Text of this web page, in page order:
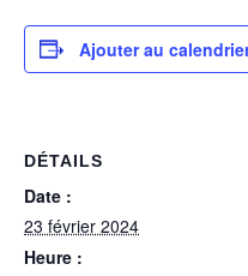
Ajouter au
DÉTAILS
Date :
23 février 2024
Heure :